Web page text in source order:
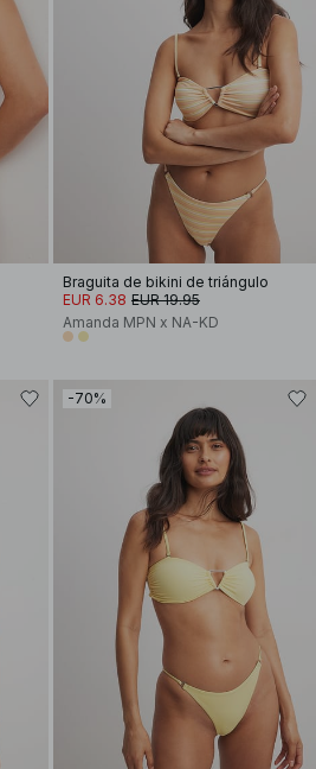
Braguita de bikini de triángulo
EUR 6.38 EUR 19.95
Amanda MPN x NA-KD
-70%